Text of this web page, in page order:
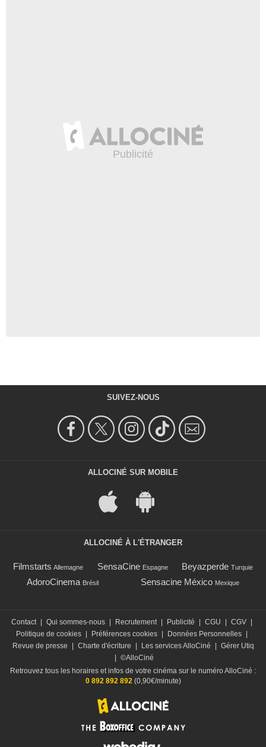
SUIVEZ-NOUS
ALLOCINÉ SUR MOBILE
ALLOCINÉ À L'ÉTRANGER
Filmstarts Allemagne SensaCine Espagne Beyazperde Turquie
AdoroCinema Brésil Sensacine México Mexique
Contact | Qui sommes-nous | Recrutement | Publicité | CGU | CGV |
Politique de cookies | Préférences cookies | Données Personnelles |
Revue de presse
| Charte d'écriture | Les services AlloCiné | Gérer Utiq
| ©AlloCiné
Retrouvez tous les horaires et infos de votre cinéma sur le numéro AlloCiné :
0 892 892 892(0,90€/minute)